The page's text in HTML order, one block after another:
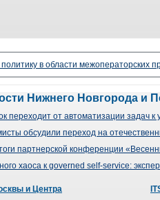
в области межоператорских
Нижнего Новгорода и
переходит от автоматизации задач
обсудили переход на
партнерской конференции
хаоса к governed self-service:
и Центра